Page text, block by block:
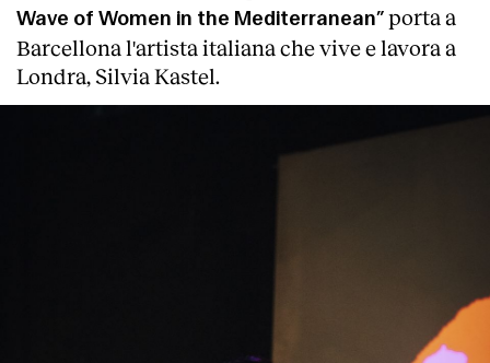
Wave of Women in the Mediterranean” porta a
Barcellona l'artista italiana che vive e lavora a
Londra, Silvia Kastel.